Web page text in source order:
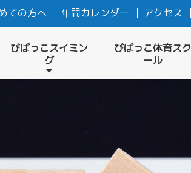
ての方へ 年間カレンダー アクセス
びばっこスイミン
グ
びばっこ体育スク
ール